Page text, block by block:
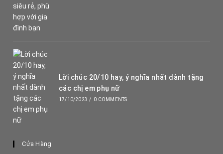
Lời chúc 20/10 hay, ý nghĩa nhất dành tặng
các chị em phụ nữ
17/10/2023 / 0 COMMENTS
Cửa Hàng